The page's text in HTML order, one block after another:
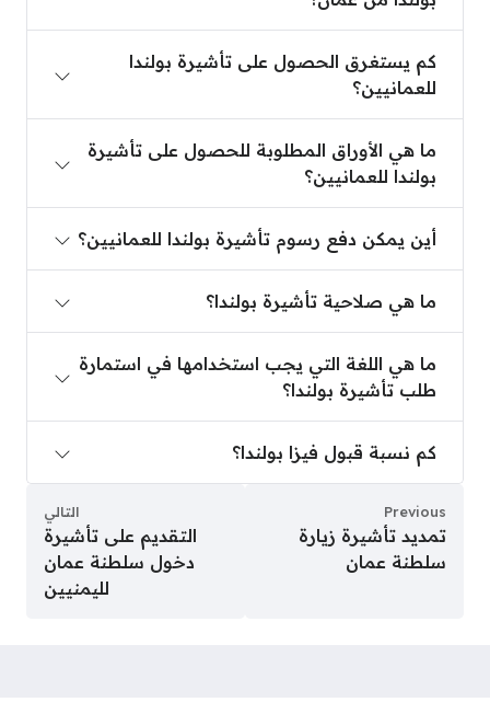
كم يستغرق الحصول على تأشيرة بولندا
للعمانيين؟
ما هي الأوراق المطلوبة للحصول على تأشيرة
بولندا للعمانيين؟
أين يمكن دفع رسوم تأشيرة بولندا للعمانيين؟
ما هي صلاحية تأشيرة بولندا؟
ما هي اللغة التي يجب استخدامها في استمارة
طلب تأشيرة بولندا؟
كم نسبة قبول فيزا بولندا؟
Previous
تمديد تأشيرة زيارة
سلطنة عمان
التالي
التقديم على تأشيرة
دخول سلطنة عمان
لليمنيين